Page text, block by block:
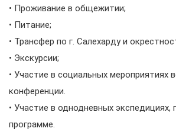
• Проживание в общежитии;
• Питание;
• Трансфер по г. Салехарду и
• Экскурсии;
• Участие в социальных мероприятиях
конференции.
• Участие в однодневных экспедициях,
программе.